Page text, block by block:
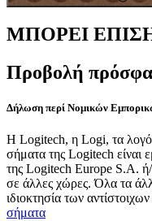
ΜΠΟΡΕΙ
Προβολή
Δήλωση περί Νομικών
Η Logitech, η Logi, τα
σήματα της Logitech είναι
της Logitech Europe S.A.
σε άλλες χώρες. Όλα τα
ιδιοκτησία των
σήματα